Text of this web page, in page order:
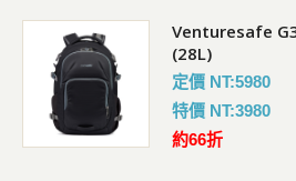
Venturesafe
(28L)
定價 NT:5980
特價 NT:3980
約66折